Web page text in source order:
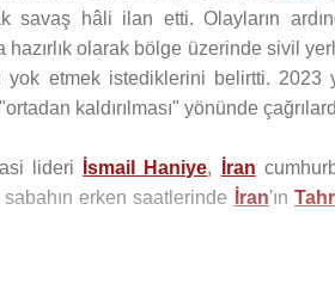
savaş hâli ilan etti. Olayların
hazırlık olarak bölge üzerinde sivil
yok etmek istediklerini belirtti. 2023
"ortadan kaldırılması" yönünde
lideri İsmail Haniye, İran
erken saatlerinde İran'ın